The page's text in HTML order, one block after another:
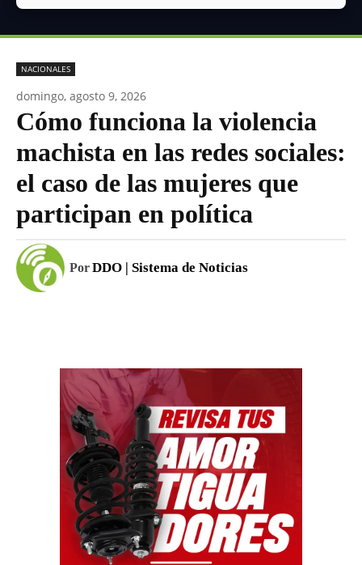
NACIONALES
domingo, agosto 9, 2026
Cómo funciona la violencia
machista en las redes sociales:
el caso de las mujeres que
participan en política
PorDDO | Sistema de Noticias